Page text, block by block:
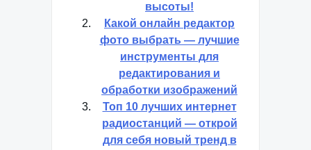
высоты!
Какой онлайн редактор
фото выбрать — лучшие
инструменты для
редактирования и
обработки изображений
Топ 10 лучших интернет
радиостанций — открой
для себя новый тренд в